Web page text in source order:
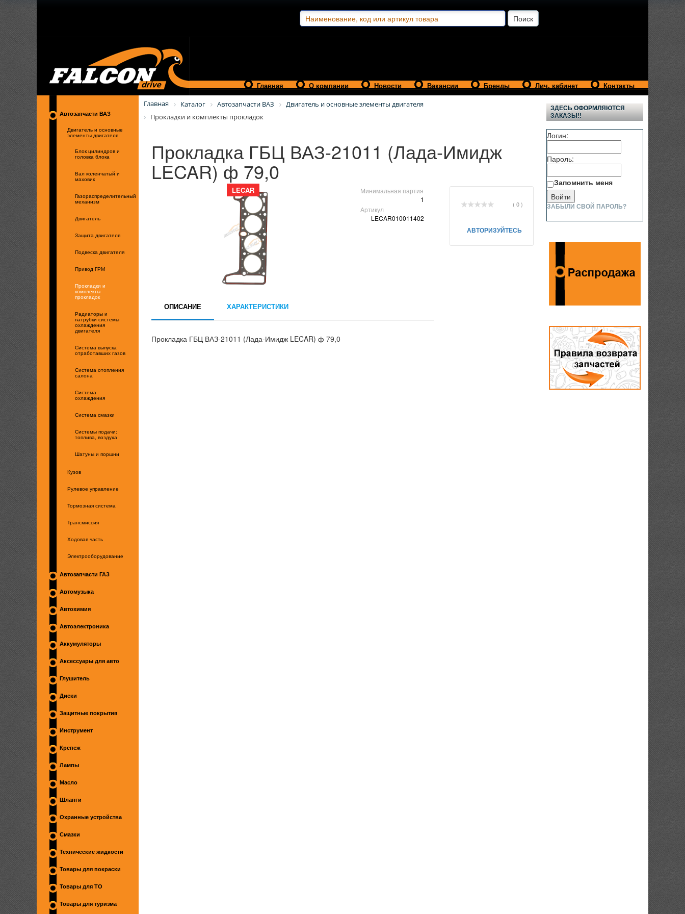
Главная О компании Новости Вакансии Бренды Лич. кабинет Контакты
Автозапчасти ВАЗ
Двигатель и основные
элементы двигателя
Блок цилиндров и
головка блока
Вал коленчатый и
маховик
Газораспределительный
механизм
Двигатель
Защита двигателя
Подвеска двигателя
Привод ГРМ
Прокладки и
комплекты
прокладок
Радиаторы и
патрубки системы
охлаждения
двигателя
Система выпуска
отработавших газов
Система отопления
салона
Система
охлаждения
Система смазки
Системы подачи:
топлива, воздуха
Шатуны и поршни
Кузов
Рулевое управление
Тормозная система
Трансмиссия
Ходовая часть
Электрооборудование
Автозапчасти ГАЗ
Автомузыка
Автохимия
Автоэлектроника
Аккумуляторы
Аксессуары для авто
Глушитель
Диски
Защитные покрытия
Инструмент
Крепеж
Лампы
Масло
Шланги
Охранные устройства
Смазки
Технические жидкости
Товары для покраски
Товары для ТО
Товары для туризма
Главная Каталог Автозапчасти ВАЗ
Двигатель и основные элементы двигателя
Прокладки и комплекты прокладок
Прокладка ГБЦ ВАЗ-21011 (Лада-Имидж
LECAR) ф 79,0
LECAR
Минимальная партия
1
Артикул
LECAR010011402
( 0 )
АВТОРИЗУЙТЕСЬ
ОПИСАНИЕ ХАРАКТЕРИСТИКИ
Прокладка ГБЦ ВАЗ-21011 (Лада-Имидж LECAR) ф 79,0
ЗДЕСЬ ОФОРМЛЯЮТСЯ
ЗАКАЗЫ!!
Логин:
Пароль:
Запомнить меня
ЗАБЫЛИ СВОЙ ПАРОЛЬ?